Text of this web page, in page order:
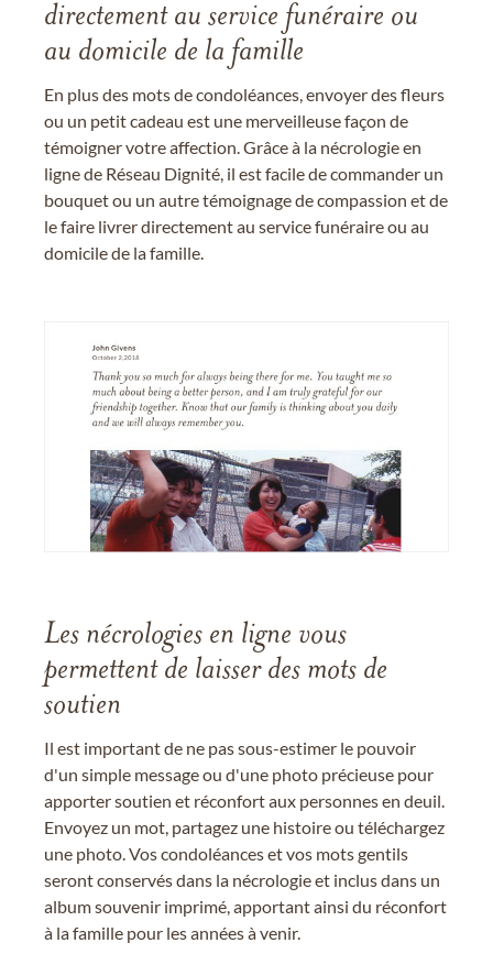
directement au service funéraire ou
au domicile de la famille
En plus des mots de condoléances, envoyer des fleurs
ou un petit cadeau est une merveilleuse façon de
témoigner votre affection. Grâce à la nécrologie en
ligne de Réseau Dignité, il est facile de commander un
bouquet ou un autre témoignage de compassion et de
le faire livrer directement au service funéraire ou au
domicile de la famille.
Les nécrologies en ligne vous
permettent de laisser des mots de
soutien
Il est important de ne pas sous-estimer le pouvoir
d'un simple message ou d'une photo précieuse pour
apporter soutien et réconfort aux personnes en deuil.
Envoyez un mot, partagez une histoire ou téléchargez
une photo. Vos condoléances et vos mots gentils
seront conservés dans la nécrologie et inclus dans un
album souvenir imprimé, apportant ainsi du réconfort
à la famille pour les années à venir.